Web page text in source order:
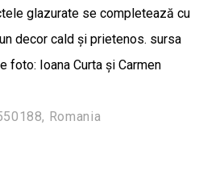
glazurate se completează cu
decor cald și prietenos. sursa
foto: Ioana Curta și Carmen
Romania